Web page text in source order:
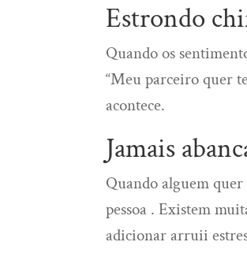
Estrondo
Quando os
“Meu parceiro quer
acontece.
Jamais
Quando alguem
pessoa . Existem
adicionar arruii